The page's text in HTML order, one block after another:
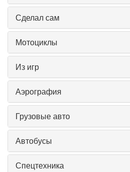
Сделал сам
Мотоциклы
Из игр
Аэрография
Грузовые авто
Автобусы
Спецтехника